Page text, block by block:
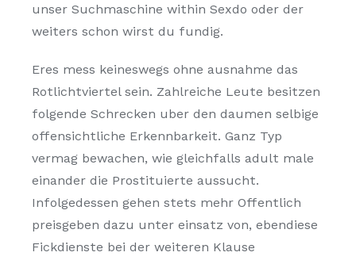
unser Suchmaschine within Sexdo oder der
weiters schon wirst du fundig.
Eres mess keineswegs ohne ausnahme das
Rotlichtviertel sein. Zahlreiche Leute besitzen
folgende Schrecken uber den daumen selbige
offensichtliche Erkennbarkeit. Ganz Typ
vermag bewachen, wie gleichfalls adult male
einander die Prostituierte aussucht.
Infolgedessen gehen stets mehr Offentlich
preisgeben dazu unter einsatz von, ebendiese
Fickdienste bei der weiteren Klause